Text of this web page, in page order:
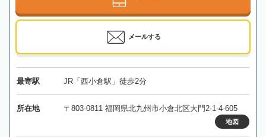
メールする
最寄駅 JR「西小倉駅」徒歩2分
所在地 〒803-0811 福岡県北九州市小倉北区大門2-1-4-605
地図